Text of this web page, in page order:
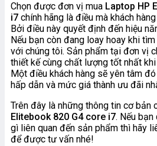
Chọn được đơn vị mua Laptop HP
i7 chính hãng là điều mà khách
Bởi điều này quyết định đến hiệu
Nếu bạn còn đang loay hoay khi
với chúng tôi. Sản phẩm tại đơn vị
thiết kế cùng chất lượng tốt nhất khi
Một điều khách hàng sẽ yên tâm
hấp dẫn và mức giá thành ưu đãi
Trên đây là những thông tin cơ bản
Elitebook 820 G4 core i7. Nếu
gì liên quan đến sản phẩm thì hãy
để được tư vấn nhé!